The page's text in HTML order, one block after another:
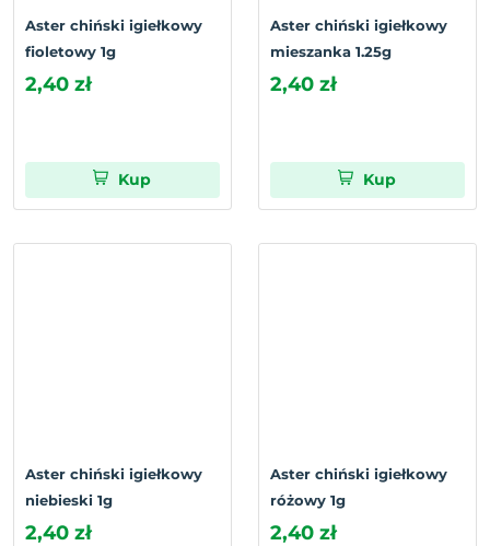
Aster chiński igiełkowy
fioletowy 1g
2,40 zł
Kup
Aster chiński igiełkowy
mieszanka 1.25g
2,40 zł
Kup
Aster chiński igiełkowy
niebieski 1g
2,40 zł
Aster chiński igiełkowy
różowy 1g
2,40 zł